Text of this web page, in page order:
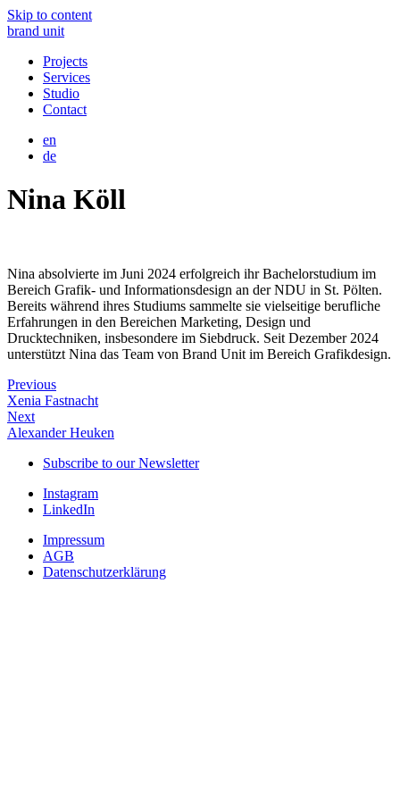
Skip to content
brand unit
Projects
Services
Studio
Contact
en
de
Nina Köll
Nina absolvierte im Juni 2024 erfolgreich ihr Bachelorstudium im
Bereich Grafik- und Informationsdesign an der NDU in St. Pölten.
Bereits während ihres Studiums sammelte sie vielseitige berufliche
Erfahrungen in den Bereichen Marketing, Design und
Drucktechniken, insbesondere im Siebdruck. Seit Dezember 2024
unterstützt Nina das Team von Brand Unit im Bereich Grafikdesign.
Previous
Xenia Fastnacht
Next
Alexander Heuken
Subscribe to our Newsletter
Instagram
LinkedIn
Impressum
AGB
Datenschutzerklärung